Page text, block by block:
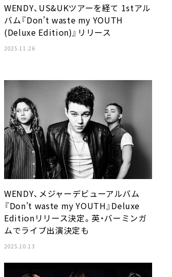
WENDY、US&UKツアーを経て 1stアル
バム『Don’t waste my YOUTH
(Deluxe Edition)』リリース
2025.11.26
WENDY、メジャーデビューアルバム
『Don’t waste my YOUTH』Deluxe
Editionリリース決定。英・バーミンガ
ムでライブ出演決定も
2025.10.13